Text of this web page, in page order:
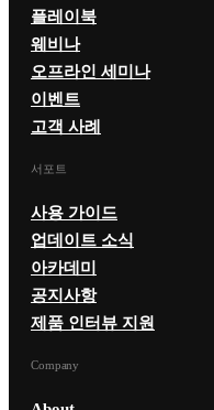
플레이북
웨비나
오프라인 세미나
이벤트
고객 사례
서포트
사용 가이드
업데이트 소식
아카데미
공지사항
제품 인터뷰 지원
Company